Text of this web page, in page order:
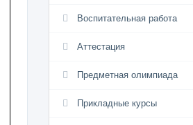
Воспитательная работа
Аттестация
Предметная олимпиада
Прикладные курсы